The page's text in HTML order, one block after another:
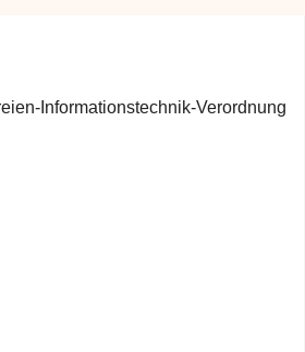
Informationstechnik-Verordnung